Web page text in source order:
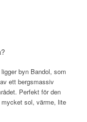
byn Bandol, som
ett bergsmassiv
Perfekt för den
sol, värme, lite